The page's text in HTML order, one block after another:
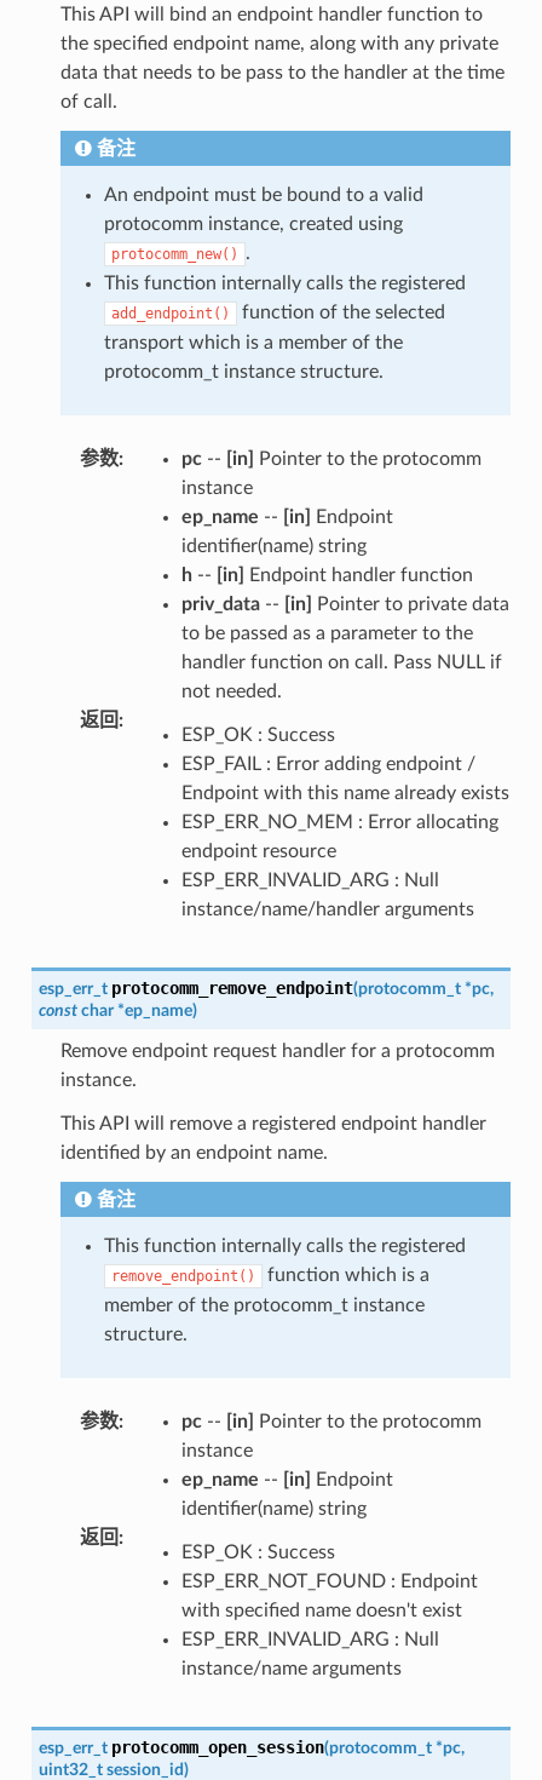
This API will bind an endpoint handler function to
the specified endpoint name, along with any private
data that needs to be pass to the handler at the time
of call.
备注
An endpoint must be bound to a valid
protocomm instance, created using
protocomm_new()
.
This function internally calls the registered
add_endpoint()
function of the selected
transport which is a member of the
protocomm_t instance structure.
参数: pc-- [in]
Pointer to the protocomm
instance
ep_name -- [in]
Endpoint
identifier(name) string
h-- [in]
Endpoint handler function
priv_data-- [in]
Pointer to private data
to be passed as a parameter to the
handler function on call. Pass NULL if
not needed.
返回 :
ESP_OK : Success
ESP_FAIL : Error adding endpoint /
Endpoint with this name already exists
ESP_ERR_NO_MEM : Error allocating
endpoint resource
ESP_ERR_INVALID_ARG : Null
instance/name/handler arguments
esp_err_t protocomm_remove_endpoint(protocomm_t *pc,
const char *ep_name)
Remove endpoint request handler for a protocomm
instance.
This API will remove a registered endpoint handler
identified by an endpoint name.
备注
This function internally calls the registered
remove_endpoint()
function which is a
member of the protocomm_t instance
structure.
参数: pc-- [in]
Pointer to the protocomm
instance
ep_name -- [in]
Endpoint
identifier(name) string
返回 :
ESP_OK : Success
ESP_ERR_NOT_FOUND : Endpoint
with specified name doesn't exist
ESP_ERR_INVALID_ARG : Null
instance/name arguments
esp_err_t protocomm_open_session(protocomm_t *pc,
uint32_t session_id)